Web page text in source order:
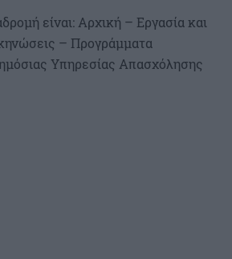
είναι: Αρχική – Εργασία και
– Προγράμματα
Υπηρεσίας Απασχόλησης